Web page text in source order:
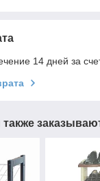
14 дней за